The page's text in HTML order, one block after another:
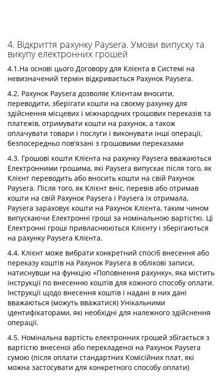
4. Відкриття рахунку Paysera. Умови випуску та
викупу електронних грошей
4.1.На основі цього Договору для Клієнта в Системі на
невизначений термін відкривається Рахунок Paysera.
4.2. Рахунок Paysera дозволяє Клієнтам вносити,
переводити, зберігати кошти на своєму рахунку для
здійснення місцевих і міжнародних грошових переказів та
платежів, отримувати кошти на рахунок, а також
оплачувати товари і послуги і виконувати інші операції,
безпосередньо пов'язані з грошовими переказами
4.3. Грошові кошти Клієнта на рахунку Paysera вважаються
Електронними грошима, які Paysera випускає після того, як
Клієнт переводить або вносить кошти на свій Рахунок
Paysera. Після того, як Клієнт вніс, перевів або отримав
кошти на свій Рахунок Paysera і Paysera їх отримала,
Paysera зараховує кошти на Рахунок Клієнта, таким чином
випускаючи Електронні гроші за номінальною вартістю. Ці
Електронні гроші привласнюються Клієнту і зберігаються
на рахунку Paysera Клієнта.
4.4. Клієнт може вибрати конкретний спосіб внесення або
переказу коштів на Рахунок Paysera в облікові записи,
натиснувши на функцію «Поповнення рахунку», яка містить
інструкції по внесенню коштів для кожного способу оплати.
Інструкції щодо внесення коштів і надані в них дані
вважаються (можуть вважатися) Унікальними
ідентифікаторами, які необхідні для належного здійснення
операції.
4.5. Номінальна вартість електронних грошей збігається з
вартістю внесеної або перекладеної на Рахунок Paysera
сумою (після оплати стандартних Комісійних плат, які
можна застосувати для конкретного способу оплати)